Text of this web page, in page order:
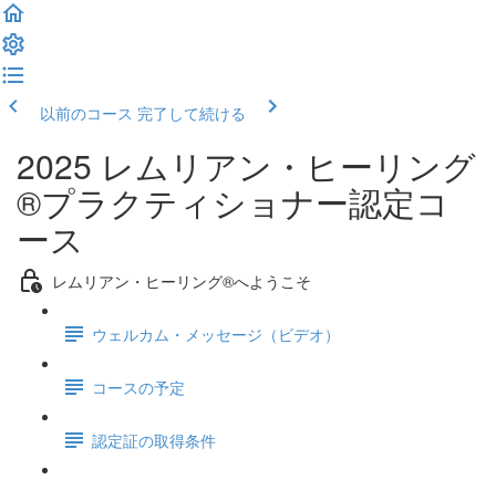
以前のコース 完了して続ける
2025 レムリアン・ヒーリング
®プラクティショナー認定コ
ース
レムリアン・ヒーリング®へようこそ
ウェルカム・メッセージ（ビデオ）
コースの予定
認定証の取得条件